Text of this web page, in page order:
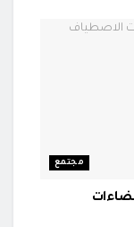
مجتمع